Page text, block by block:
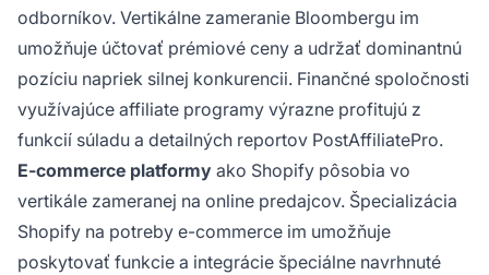
odborníkov. Vertikálne zameranie Bloombergu im
umožňuje účtovať prémiové ceny a udržať dominantnú
pozíciu napriek silnej konkurencii. Finančné spoločnosti
využívajúce affiliate programy výrazne profitujú z
funkcií súladu a detailných reportov PostAffiliatePro.
E-commerce platformy ako Shopify pôsobia vo
vertikále zameranej na online predajcov. Špecializácia
Shopify na potreby e-commerce im umožňuje
poskytovať funkcie a integrácie špeciálne navrhnuté